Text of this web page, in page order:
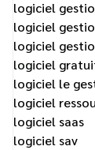
logiciel
logiciel
logiciel
logiciel
logiciel le
logiciel
logiciel saas
logiciel sav